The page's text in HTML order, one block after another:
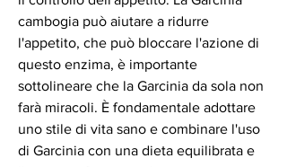
cambogia può aiutare a ridurre
l'appetito, che può bloccare l'azione di
questo enzima, è importante
sottolineare che la Garcinia da sola non
farà miracoli. È fondamentale adottare
uno stile di vita sano e combinare l'uso
di Garcinia con una dieta equilibrata e